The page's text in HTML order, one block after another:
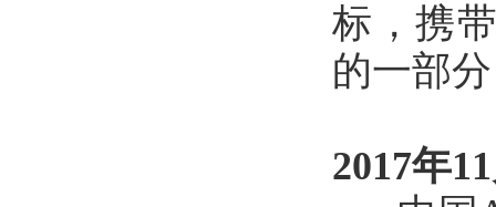
标，携
的一部
2017年